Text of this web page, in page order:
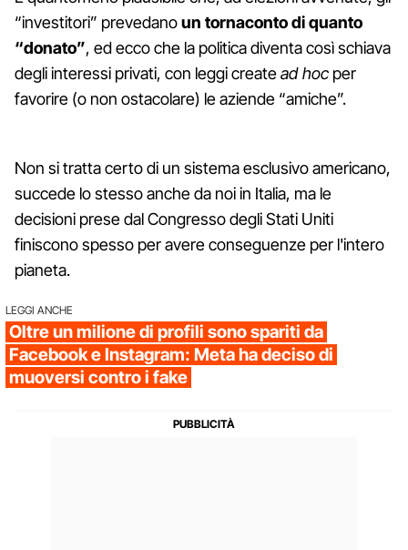
“investitori” prevedanoun tornaconto di quanto
“donato”, ed ecco che la politica diventa così schiava
degli interessi privati, con leggi createad hoc per
favorire (o non ostacolare) le aziende “amiche”.
Non si tratta certo di un sistema esclusivo americano,
succede lo stesso anche da noi in Italia, ma le
decisioni prese dal Congresso degli Stati Uniti
finiscono spesso per avere conseguenze per l'intero
pianeta.
LEGGI ANCHE
Oltre un milione di profili sono spariti da
Facebook e Instagram: Meta ha deciso di
muoversi contro i fake